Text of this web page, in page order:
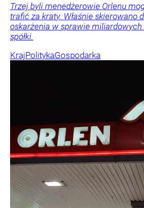
Trzej byli menedżerowie Orlenu
trafić za kraty. Właśnie skierowano
oskarżenia w sprawie
spółki.
KrajPolitykaGospodarka